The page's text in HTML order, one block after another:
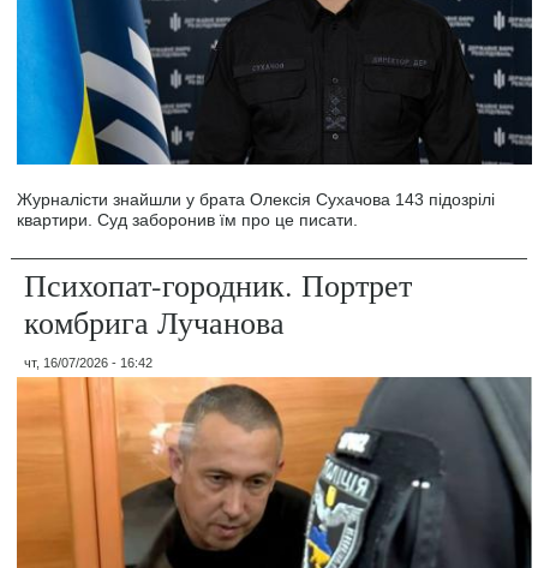
Журналісти знайшли у брата Олексія Сухачова 143 підозрілі
квартири. Суд заборонив їм про це писати.
Психопат-городник. Портрет
комбрига Лучанова
чт, 16/07/2026 - 16:42